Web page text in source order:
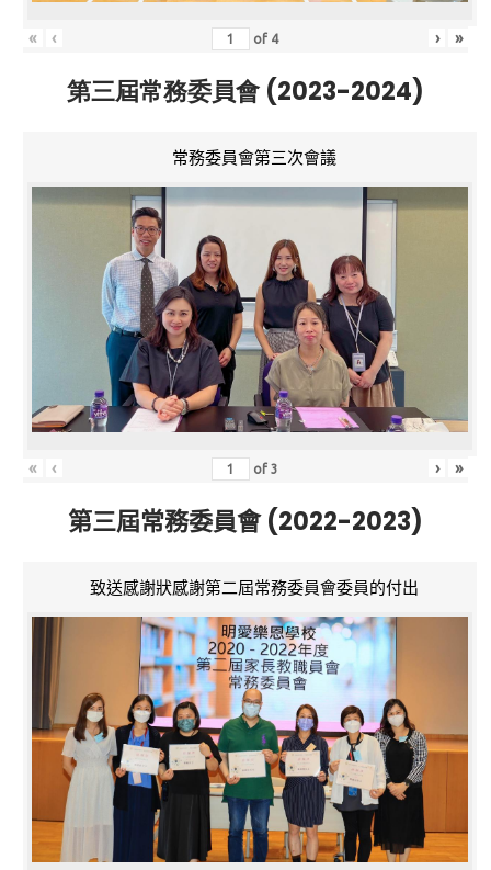
« ‹ of 4 › »
第三屆常務委員會 (2023-2024)
常務委員會第三次會議
« ‹ of3 › »
第三屆常務委員會 (2022-2023)
致送感謝狀感謝第二屆常務委員會委員的付出